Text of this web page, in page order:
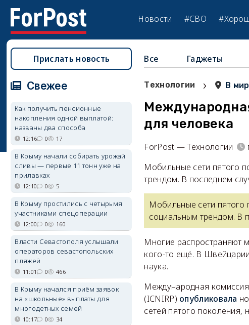
Новости #СВО
Все Гаджеты
Технологии › В
для человека
ForPost — Технологии
Мобильные сети пятого
трендом. В последнем
Мобильные сети пятого
социальным трендом. В
Многие распространяют
кого-то ещё. В
наука.
Международная
(ICNIRP) опубликовала
сетей пятого поколения,
Прислать новость
Свежее
Как получить пенсионные
накопления одной выплатой:
названы два способа
12:16 0 17
В Крыму начали собирать урожай
сливы — первые 11 тонн уже на
прилавках
12:10 0 5
В Крыму простились с четырьмя
участниками спецоперации
12:00 0 160
Власти Севастополя услышали
операторов севастопольских
пляжей
11:01 0 466
В Крыму начался приём заявок
на «школьные» выплаты для
многодетных семей
10:17 0 34